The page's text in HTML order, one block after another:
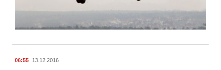
06:55 13.12.2016